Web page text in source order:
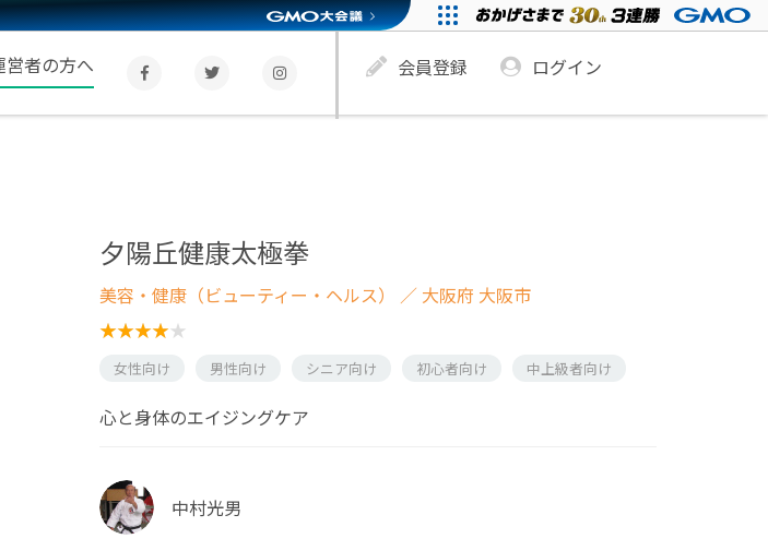
営者の方へ 会員登録 ログイン
夕陽丘健康太極拳
美容・健康（ビューティー・ヘルス） ／ 大阪府 大阪市
女性向け 男性向け シニア向け 初心者向け 中上級者向け
心と身体のエイジングケア
中村光男